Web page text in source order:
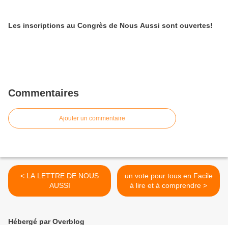
Les inscriptions au Congrès de Nous Aussi sont ouvertes!
Commentaires
Ajouter un commentaire
< LA LETTRE DE NOUS
AUSSI
un vote pour tous en Facile
à lire et à comprendre >
Hébergé par Overblog